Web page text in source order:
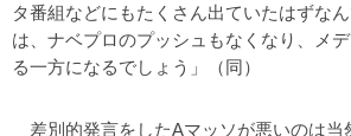
タ番組などにもたくさん出ていたはずな
は、ナベプロのプッシュもなくなり、メ
る一方になるでしょう」（同）
差別的発言をしたAマッソが悪いのは当